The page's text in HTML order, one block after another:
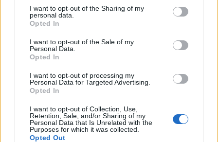
not limited to your visit or usage behaviour. You may click to
grant or deny consent to Google and its third-party tags to
use your data for below specified purposes in below Google
consent section.
I want to opt-out of the Sharing of my
personal data.
Opted In
I want to opt-out of the Sale of my
Personal Data.
Opted In
I want to opt-out of processing my
Personal Data for Targeted Advertising.
Opted In
I want to opt-out of Collection, Use,
Retention, Sale, and/or Sharing of my
Personal Data that Is Unrelated with the
Purposes for which it was collected.
Opted Out
Ακολουθήστε μας για όλες τις